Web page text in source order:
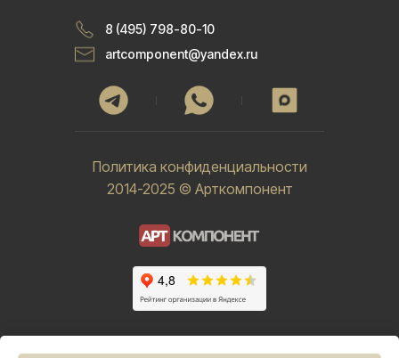
2014-2025 © Арткомпонент
Политика конфиденциальности
8 (495) 798-80-10
artcomponent@yandex.ru